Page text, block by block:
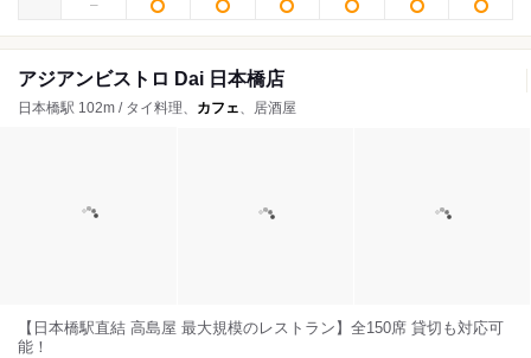
アジアンビストロ Dai 日本橋店
日本橋駅 102m / タイ料理、 カフェ、居酒屋
【日本橋駅直結 高島屋 最大規模のレストラン】全150席 貸切も対応可
能！